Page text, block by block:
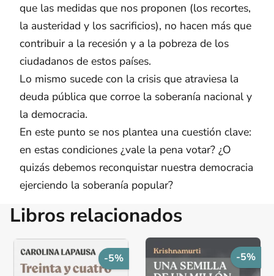
que las medidas que nos proponen (los recortes,
la austeridad y los sacrificios), no hacen más que
contribuir a la recesión y a la pobreza de los
ciudadanos de estos países.
Lo mismo sucede con la crisis que atraviesa la
deuda pública que corroe la soberanía nacional y
la democracia.
En este punto se nos plantea una cuestión clave:
en estas condiciones ¿vale la pena votar? ¿O
quizás debemos reconquistar nuestra democracia
ejerciendo la soberanía popular?
Libros relacionados
-5% -5%